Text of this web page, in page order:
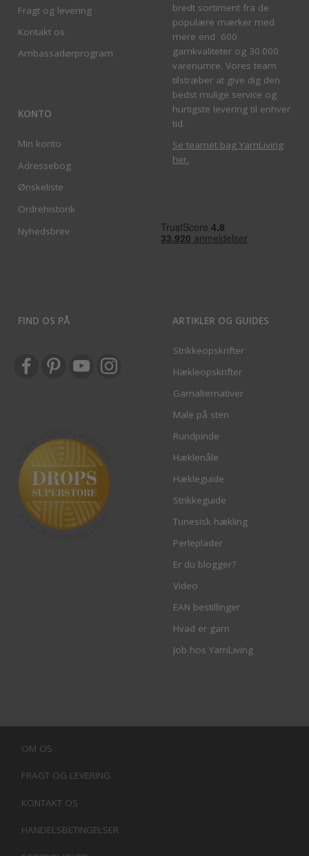
Fragt og levering
Kontakt os
Ambassadørprogram
KONTO
Min konto
Adressebog
Ønskeliste
Ordrehistorik
Nyhedsbrev
bredt sortiment fra de
populære mærker med
mere end 600
garnkvaliteter og 30.000
varenumre. Vores team
tilstræber at give dig den
bedst mulige service og
hurtigste levering til enhver
tid.
Se teamet bag YarnLiving
her.
FIND OS PÅ ARTIKLER OG GUIDES
Strikkeopskrifter
Hækleopskrifter
Garnalternativer
Male på sten
Rundpinde
Hæklenåle
Hækleguide
Strikkeguide
Tunesisk hækling
Perleplader
Er du blogger?
Video
EAN bestillinger
Hvad er garn
Job hos YarnLiving
OM OS
FRAGT OG LEVERING
KONTAKT OS
HANDELSBETINGELSER